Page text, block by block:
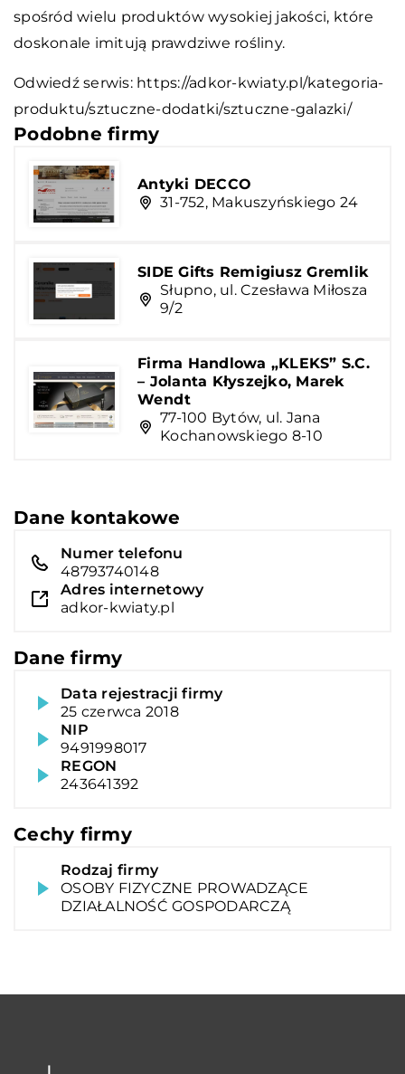
spośród wielu produktów wysokiej jakości, które
doskonale imitują prawdziwe rośliny.
Odwiedź serwis: https://adkor-kwiaty.pl/kategoria-
produktu/sztuczne-dodatki/sztuczne-galazki/
Podobne firmy
Antyki DECCO
31-752, Makuszyńskiego 24
SIDE Gifts Remigiusz Gremlik
Słupno, ul. Czesława Miłosza
9/2
Firma Handlowa „KLEKS” S.C.
– Jolanta Kłyszejko, Marek
Wendt
77-100 Bytów, ul. Jana
Kochanowskiego 8-10
Dane kontakowe
Numer telefonu
48793740148
Adres internetowy
adkor-kwiaty.pl
Dane firmy
Data rejestracji firmy
25 czerwca 2018
NIP
9491998017
REGON
243641392
Cechy firmy
Rodzaj firmy
OSOBY FIZYCZNE PROWADZĄCE
DZIAŁALNOŚĆ GOSPODARCZĄ